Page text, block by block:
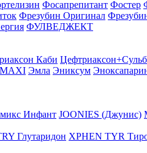
Фосапрепитант Фостер
Фрезубин Оригинал
ФУЛВЕДЖЕКТ
Каби
MAXI Эмла Эниксум
Инфант JOONIES (Джунис)
Глутаридон XPHEN TYR